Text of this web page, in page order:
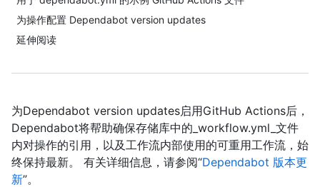
为操作配置 Dependabot version updates
延伸阅读
为Dependabot version updates启用GitHub Actions后，
Dependabot将帮助确保存储库中的_workflow.yml_文件
内对操作的引用，以及工作流内部使用的可重用工作流，始
终保持最新。 有关详细信息，请参阅“Dependabot 版本更
新”。